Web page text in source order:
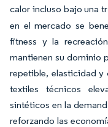
calor incluso bajo una
en el mercado se
fitness y la
mantienen su dominio
repetible, elasticidad y
textiles técnicos
sintéticos en la
reforzando las